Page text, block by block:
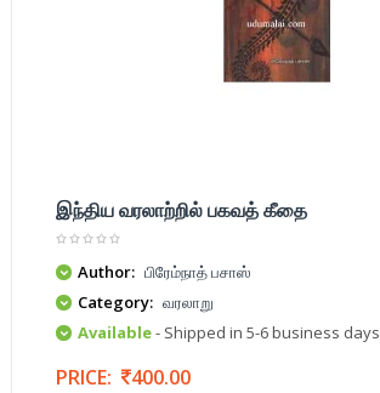
இந்திய வரலாற்றில் பகவத் கீதை
Author: பிரேம்நாத் பசாஸ்
Category: வரலாறு
Available- Shipped in 5-6 business days
PRICE: 400.00